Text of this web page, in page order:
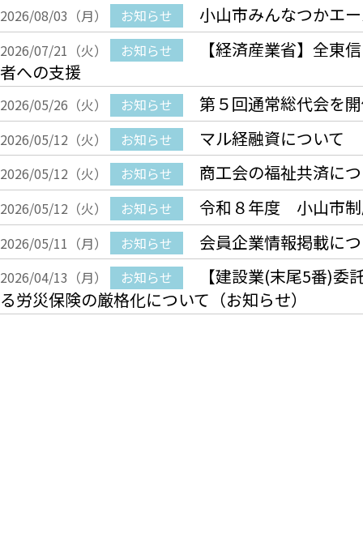
2026/08/03（月） お知らせ 小山市みんなつかエ
2026/07/21（火） お知らせ
【経済産業省】全東
者への支援
2026/05/26（火） お知らせ 第５回通常総代会を
2026/05/12（火） お知らせ マル経融資について
2026/05/12（火） お知らせ 商工会の福祉共済に
2026/05/12（火） お知らせ 令和８年度 小山市制
2026/05/11（月） お知らせ 会員企業情報掲載に
2026/04/13（月） お知らせ
【建設業(末尾5番)
る労災保険の厳格化について（お知らせ）